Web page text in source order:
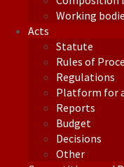
Working
Acts
Statute
Rules of
Regulations
Platform for
Reports
Budget
Decisions
Other